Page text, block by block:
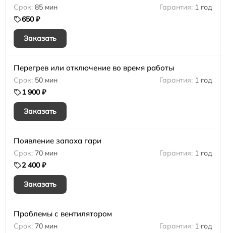
85 мин
1 год
650 ₽
Заказать
Перегрев или отключение во время работы
50 мин
1 год
1 900 ₽
Заказать
Появление запаха гари
70 мин
1 год
2 400 ₽
Заказать
Проблемы с вентилятором
70 мин
1 год